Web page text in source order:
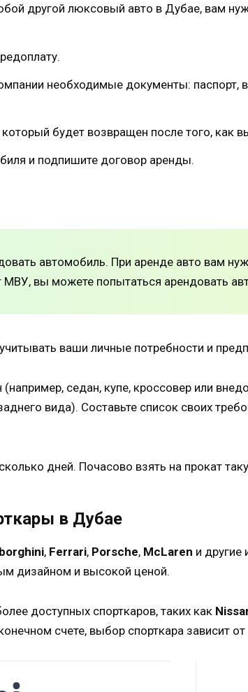
другой люксовый авто в Дубае, вам
необходимые документы: паспорт,
будет возвращен после того, как
и подпишите договор аренды.
автомобиль. При аренде авто вам
МВУ, вы можете попытаться арендовать
ваши личные потребности и
(например, седан, купе, кроссовер или
вида). Составьте список своих
дней. Почасово взять на прокат
в Дубае
, Ferrari, Porsche, McLaren и другие
дизайном и высокой ценой.
доступных спорткаров, таких как
счете, выбор спорткара зависит